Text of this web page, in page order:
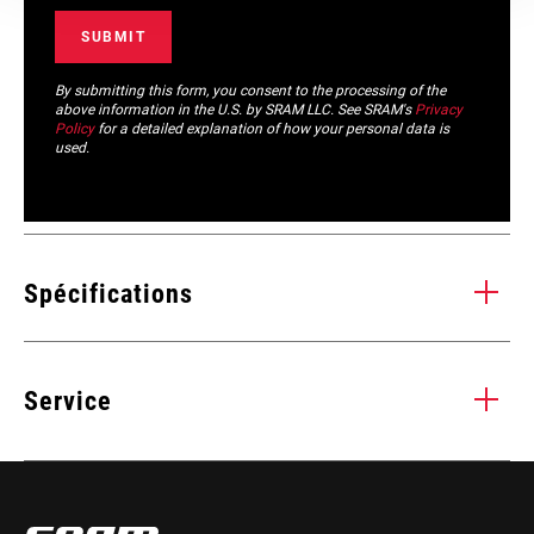
By submitting this form, you consent to the processing of the
above information in the U.S. by SRAM LLC. See SRAM's Privacy
Policyfor a detailed explanation of how your personal data is
used.
Spécifications
Service